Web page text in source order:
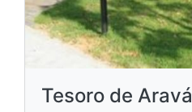
Tesoro de Aravá